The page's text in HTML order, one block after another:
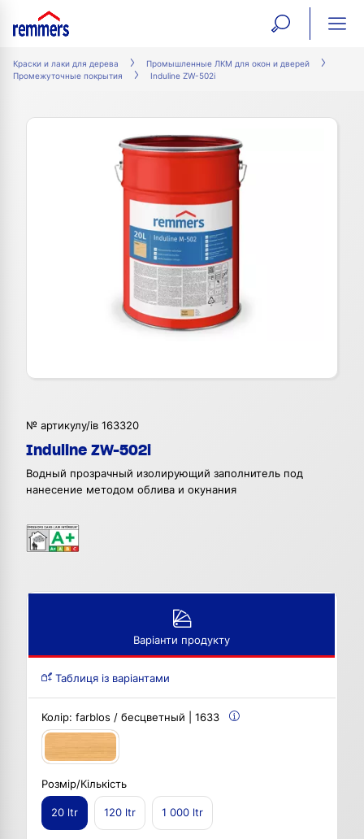
open
search
Краски и лаки для дерева
Промышленные ЛКМ для окон и дверей
Промежуточные покрытия
Induline ZW-502i
№ артикулу/ів 163320
Induline ZW-502i
Водный прозрачный изолирующий заполнитель под
нанесение методом облива и окунания
Варіанти продукту
Таблиця із варіантами
Колір: farblos / бесцветный | 1633
Розмір/Кількість
20 ltr 120 ltr 1 000 ltr